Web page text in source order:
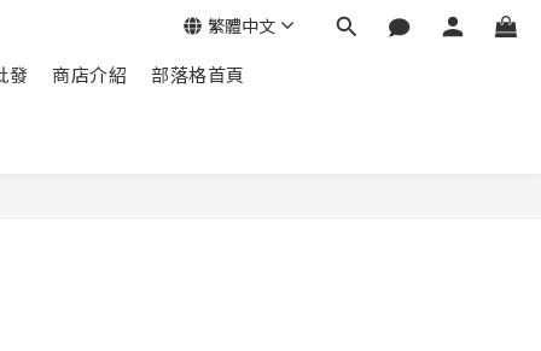
發 商店介紹 部落格首頁
繁體中文